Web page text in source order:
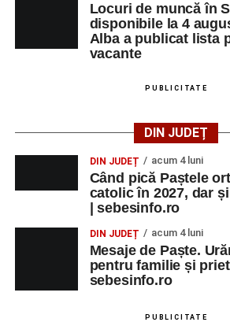
Locuri de muncă în
disponibile la 4
Alba a publicat lista
vacante
PUBLICITATE
DIN JUDEȚ
DIN JUDEȚ acum 4 luni
Când pică Paștele
catolic în 2027, dar
| sebesinfo.ro
DIN JUDEȚ acum 4 luni
Mesaje de Paște.
pentru familie și
sebesinfo.ro
PUBLICITATE